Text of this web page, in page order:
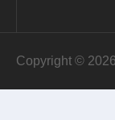
Copyright ©